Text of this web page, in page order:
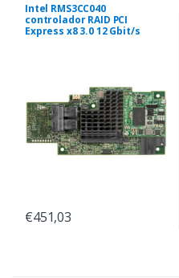
Intel RMS3CC040
controlador RAID PCI
Express x8 3.0 12 Gbit/s
€451,03